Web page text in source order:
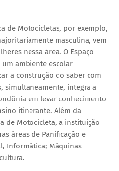
de Motocicletas, por exemplo,
masculina, vem
nessa área. O Espaço
um ambiente escolar
a construção do saber com
simultaneamente, integra a
em levar conhecimento
itinerante. Além da
de Motocicleta, a instituição
áreas de Panificação e
Informática; Máquinas